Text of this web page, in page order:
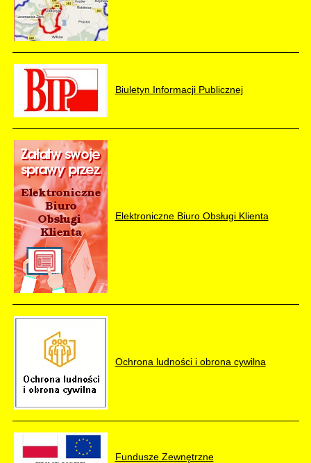
Biuletyn Informacji Publicznej
Elektroniczne Biuro Obsługi Klienta
Ochrona ludności i obrona cywilna
Fundusze Zewnętrzne